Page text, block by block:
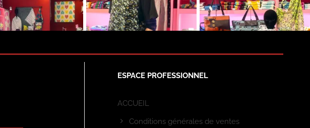
ESPACE PROFESSIONNEL
ACCUEIL
Conditions générales de ventes